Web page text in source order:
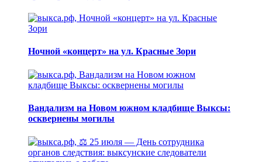
Ночной «концерт» на ул. Красные Зори
Вандализм на Новом южном кладбище Выксы:
осквернены могилы